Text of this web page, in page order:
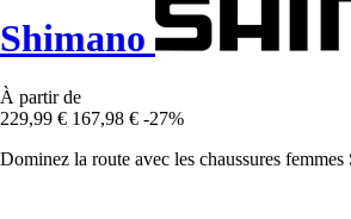
Shimano
À partir de
229,99 € 167,98 € -27%
Dominez la route avec les chaussures